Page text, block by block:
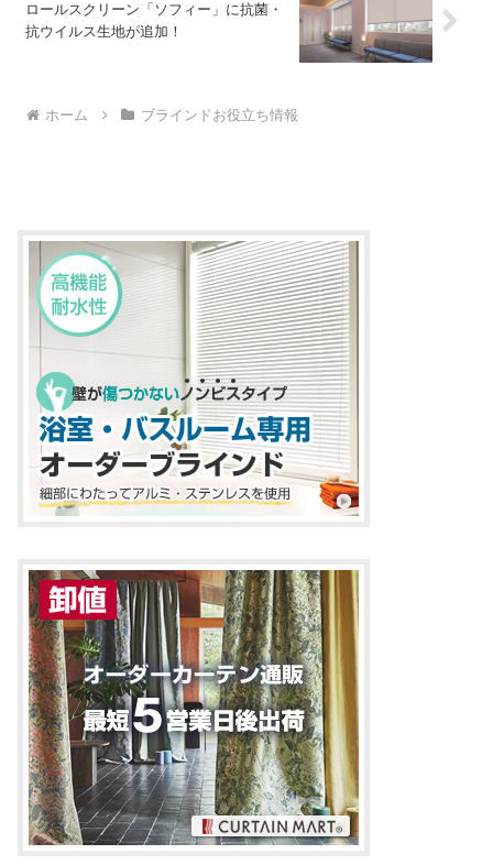
ロールスクリーン「ソフィー」に抗菌・
抗ウイルス生地が追加！
ホーム ブラインドお役立ち情報